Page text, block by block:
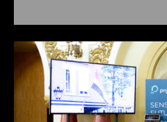
Prysmian aduce
sensing si Digital
in timp real a